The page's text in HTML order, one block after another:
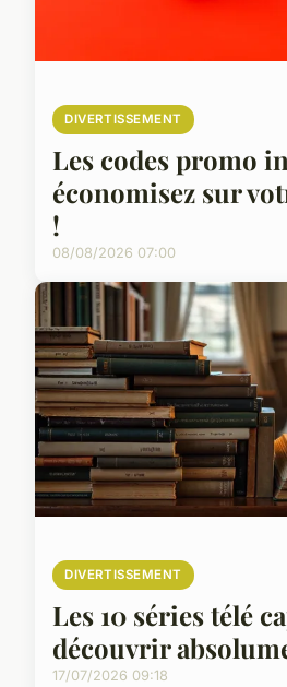
DIVERTISSEMENT
Les codes promo
économisez sur
!
08/08/2026 07:00
DIVERTISSEMENT
Les 10 séries télé
découvrir
17/07/2026 09:18